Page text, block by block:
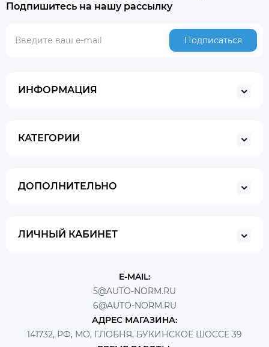
Подпишитесь на нашу рассылку
Подписаться
ИНФОРМАЦИЯ
КАТЕГОРИИ
ДОПОЛНИТЕЛЬНО
ЛИЧНЫЙ КАБИНЕТ
E-MAIL:
5@AUTO-NORM.RU
6@AUTO-NORM.RU
АДРЕС МАГАЗИНА:
141732, РФ, МО, Г.ЛОБНЯ, БУКИНСКОЕ ШОССЕ 39